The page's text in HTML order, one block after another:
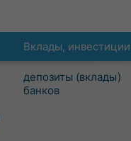
Вклады, инвестиции
депозиты (вклады)
банков